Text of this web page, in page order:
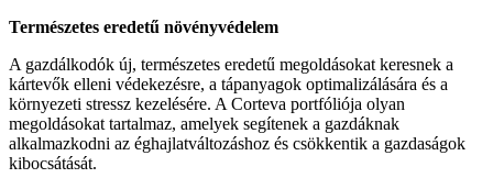
Természetes eredetű növényvédelem
A gazdálkodók új, természetes eredetű megoldásokat keresnek a
kártevők elleni védekezésre, a tápanyagok optimalizálására és a
környezeti stressz kezelésére. A Corteva portfóliója olyan
megoldásokat tartalmaz, amelyek segítenek a gazdáknak
alkalmazkodni az éghajlatváltozáshoz és csökkentik a gazdaságok
kibocsátását.